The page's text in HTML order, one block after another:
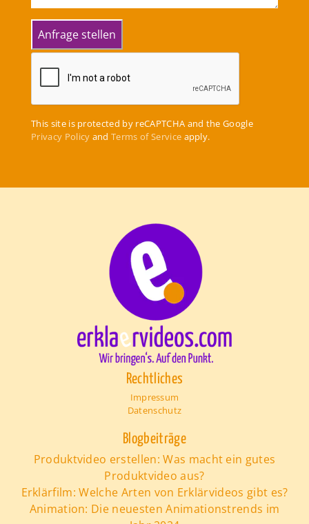
This site is protected by reCAPTCHA and the Google
Privacy Policy andTerms of Service apply.
Rechtliches
Impressum
Datenschutz
Blogbeiträge
Produktvideo erstellen: Was macht ein gutes
Produktvideo aus?
Erklärfilm: Welche Arten von Erklärvideos gibt es?
Animation: Die neuesten Animationstrends im